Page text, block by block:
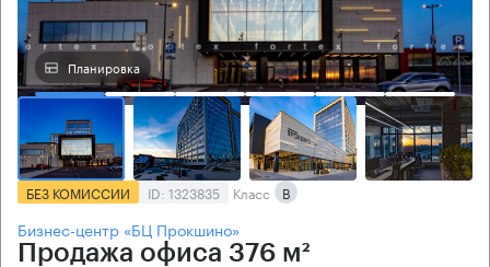
Планировка
БЕЗ КОМИССИИ ID: 1323835 Класс B
Бизнес-центр «БЦ Прокшино»
Продажа офиса 376 м²